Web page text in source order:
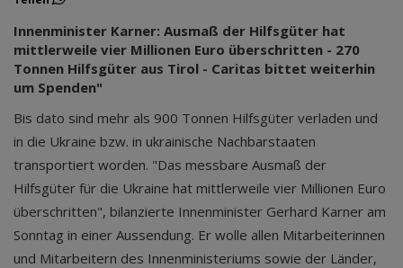
Innenminister Karner: Ausmaß der Hilfsgüter hat
mittlerweile vier Millionen Euro überschritten - 270
Tonnen Hilfsgüter aus Tirol - Caritas bittet weiterhin
um Spenden"
Bis dato sind mehr als 900 Tonnen Hilfsgüter verladen und
in die Ukraine bzw. in ukrainische Nachbarstaaten
transportiert worden. "Das messbare Ausmaß der
Hilfsgüter für die Ukraine hat mittlerweile vier Millionen Euro
überschritten", bilanzierte Innenminister Gerhard Karner am
Sonntag in einer Aussendung. Er wolle allen Mitarbeiterinnen
und Mitarbeitern des Innenministeriums sowie der Länder,